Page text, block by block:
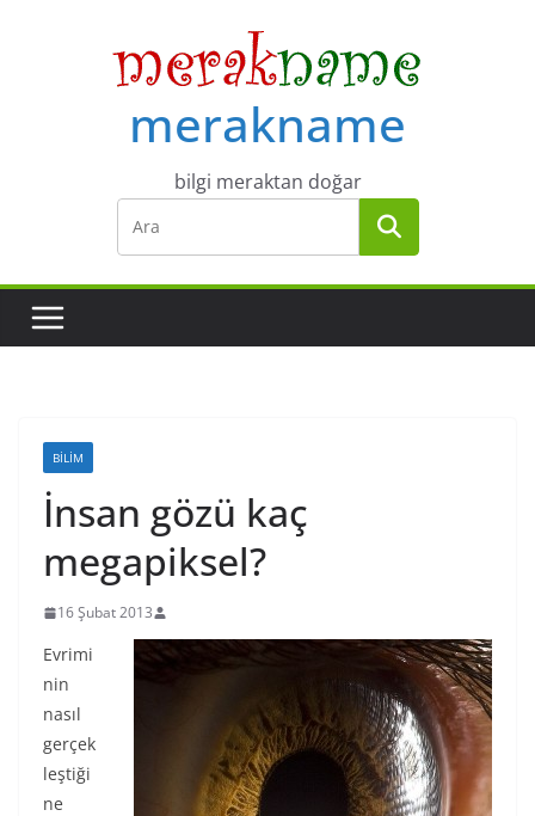
merakname
bilgi meraktan doğar
BILIM
İnsan gözü kaç
megapiksel?
16 Şubat 2013
Evrimi
nin
nasıl
gerçek
leştiği
ne